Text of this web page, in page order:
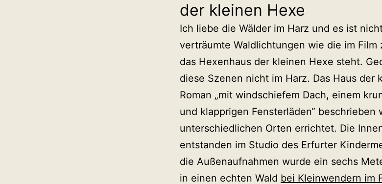
der kleinen Hexe
Ich liebe die Wälder im Harz und es ist
verträumte Waldlichtungen wie die im Film
das Hexenhaus der kleinen Hexe steht.
diese Szenen nicht im Harz. Das Haus der
Roman „mit windschiefem Dach, einem
und klapprigen Fensterläden“ beschrieben
unterschiedlichen Orten errichtet. Die
entstanden im Studio des Erfurter
die Außenaufnahmen wurde ein sechs
in einen echten Wald bei Kleinwendern im